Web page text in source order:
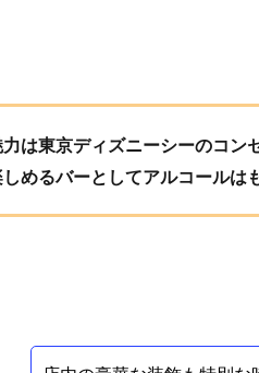
は東京ディズニーシーのコン
めるバーとしてアルコールは